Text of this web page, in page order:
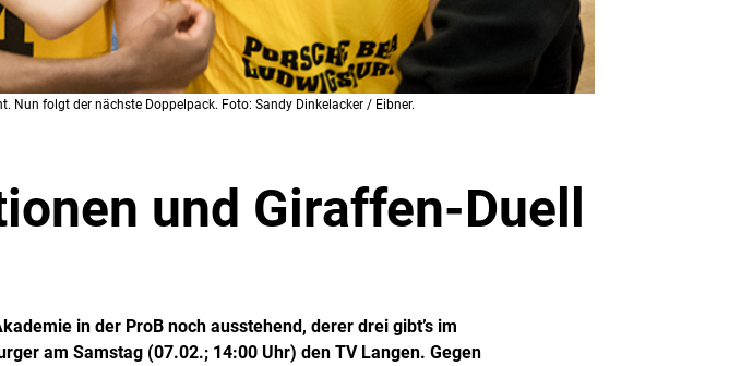
Nun folgt der nächste Doppelpack. Foto: Sandy Dinkelacker / Eibner.
und Giraffen-Duell
in der ProB noch ausstehend, derer drei gibt’s im
am Samstag (07.02.; 14:00 Uhr) den TV Langen. Gegen